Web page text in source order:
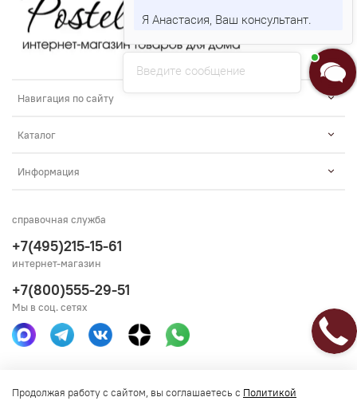
Навигация по сайту
Каталог
Информация
Получить консультацию
справочная служба
+7(495)215-15-61
интернет-магазин
+7(800)555-29-51
Мы в соц. сетях
Продолжая работу с сайтом, вы соглашаетесь с Политикой
Введите сообщение
Я Анастасия, Ваш консультант.